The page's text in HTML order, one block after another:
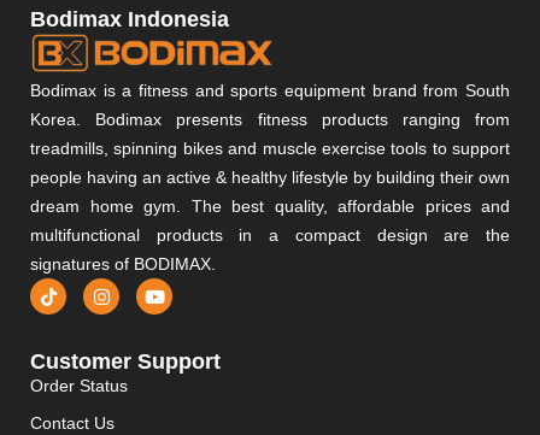
Bodimax Indonesia
Bodimax is a fitness and sports equipment brand from South
Korea. Bodimax presents fitness products ranging from
treadmills, spinning bikes and muscle exercise tools to support
people having an active & healthy lifestyle by building their own
dream home gym. The best quality, affordable prices and
multifunctional products in a compact design are the
signatures of BODIMAX.
Customer Support
Order Status
Contact Us